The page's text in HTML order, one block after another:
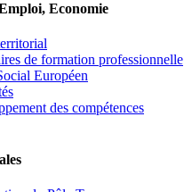
Economie
de formation professionnelle
Européen
des compétences